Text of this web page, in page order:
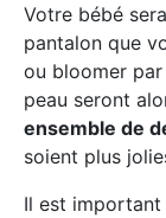
Votre bébé
pantalon que
ou bloomer
peau seront
ensemble de
soient plus
Il est important